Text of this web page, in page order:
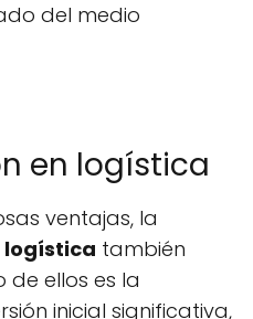
del medio
en logística
ventajas, la
logística también
de ellos es la
inicial significativa,